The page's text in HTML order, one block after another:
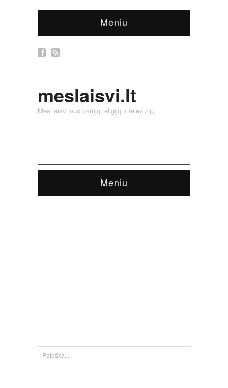
Meniu
meslaisvi.lt
Mes laisvi nuo partijų religijų ir televizijų
Meniu